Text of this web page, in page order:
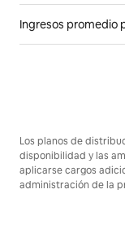
Ingresos promedio
Los planos de
disponibilidad y las
aplicarse cargos
administración de la